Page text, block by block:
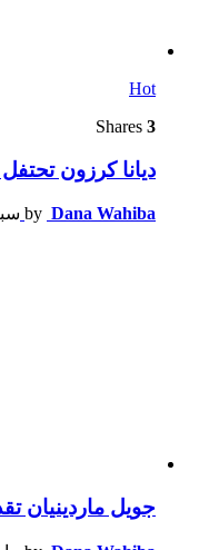
Hot
3
ديانا كرزون
by Dana Wahiba سبتمبر
جويل ماردينيان